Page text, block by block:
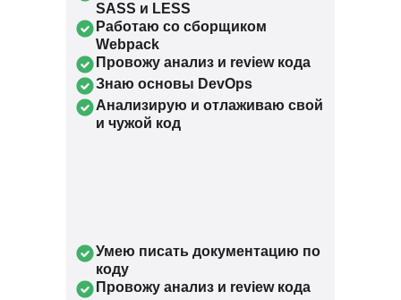
Умею писать документацию по
коду
Провожу анализ и review кода
SASS и LESS
Работаю со сборщиком
Webpack
Провожу анализ и review кода
Знаю основы DevOps
Анализирую и отлаживаю свой
и чужой код